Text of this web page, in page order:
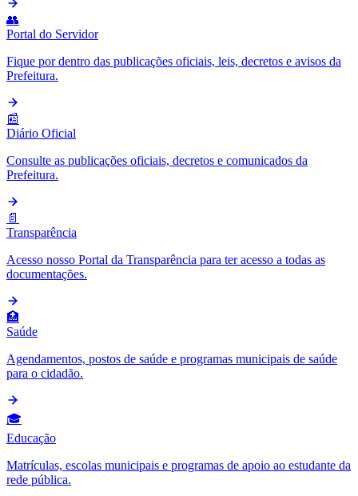
👥
Portal do Servidor
Fique por dentro das publicações oficiais, leis, decretos e avisos da
Prefeitura.
📰
Diário Oficial
Consulte as publicações oficiais, decretos e comunicados da
Prefeitura.
📄
Transparência
Acesso nosso Portal da Transparência para ter acesso a todas as
documentações.
🏥
Saúde
Agendamentos, postos de saúde e programas municipais de saúde
para o cidadão.
🎓
Educação
Matrículas, escolas municipais e programas de apoio ao estudante da
rede pública.